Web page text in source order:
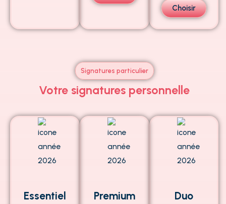
Choisir
Signatures particulier
Votre signatures personnelle
Essentiel Premium Duo